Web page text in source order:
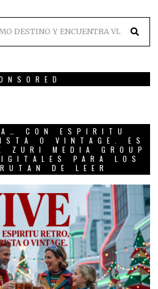
CON ESPIRITU
O VINTAGE. ES
ZURI MEDIA GROUP
PARA LOS
DE LEER